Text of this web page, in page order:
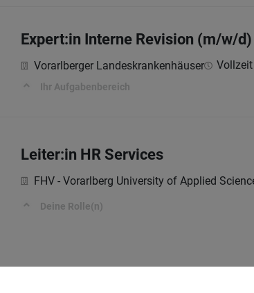
Expert:in Interne Revision (m/w/d)
Vorarlberger Landeskrankenhäuser
Ihr Aufgabenbereich
Leiter:in HR Services
FHV - Vorarlberg University of Applied
Deine Rolle(n)